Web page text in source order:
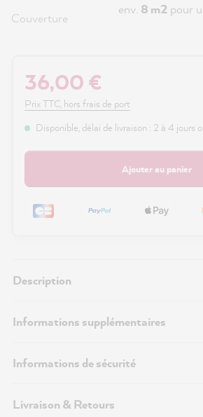
Couverture
env. 8 m2 pour
36,00 €
Prix TTC, hors frais de port
Disponible, délai de livraison : 2 à 4 jours
Ajouter au panier
Description
Informations supplémentaires
Informations de sécurité
Livraison & Retours